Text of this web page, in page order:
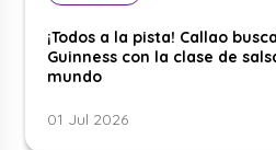
¡Todos a la pista! Callao
Guinness con la clase de
mundo
01 Jul 2026